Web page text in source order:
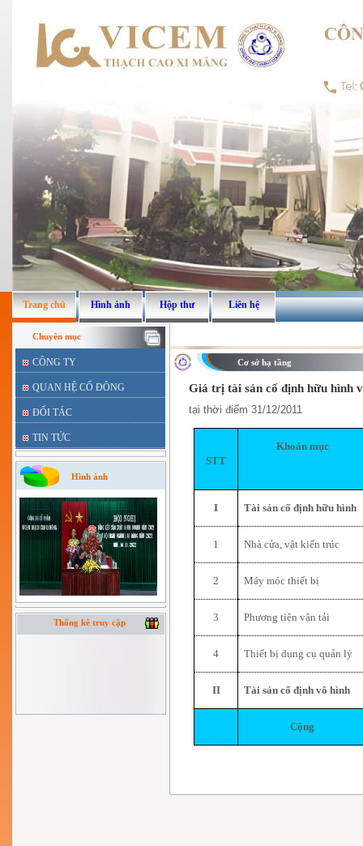
Trang chủ Hình ảnh Hộp thư Liên hệ
Chuyên mục
CÔNG TY
QUAN HỆ CỔ ĐÔNG
ĐỐI TÁC
TIN TỨC
Hình ảnh
Thống kê truy cập
Cơ sở hạ tầng
Giá trị tài sản cố định hữu hình
tại thời điểm 31/12/2011
STT
Khoản mục
I Tài sản cố định hữu hình
1 Nhà cửa, vật kiến trúc
2 Máy móc thiết bị
3 Phương tiện vận tải
4 Thiết bị dụng cụ quản lý
II Tài sản cố định vô hình
Cộng